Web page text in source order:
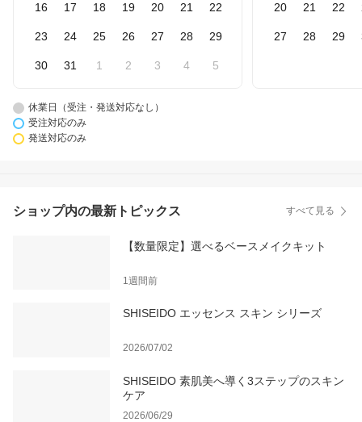
16 17 18 19 20 21 22
23 24 25 26 27 28 29
30 31 1 2 3 4 5
20 21 22
27 28 29
休業日（受注・発送対応なし）
受注対応のみ
発送対応のみ
ショップ内の最新トピックス すべて見る
【数量限定】選べるベースメイクキット
1週間前
SHISEIDO エッセンス スキン シリーズ
2026/07/02
SHISEIDO 素肌美へ導く3ステップのスキン
ケア
2026/06/29